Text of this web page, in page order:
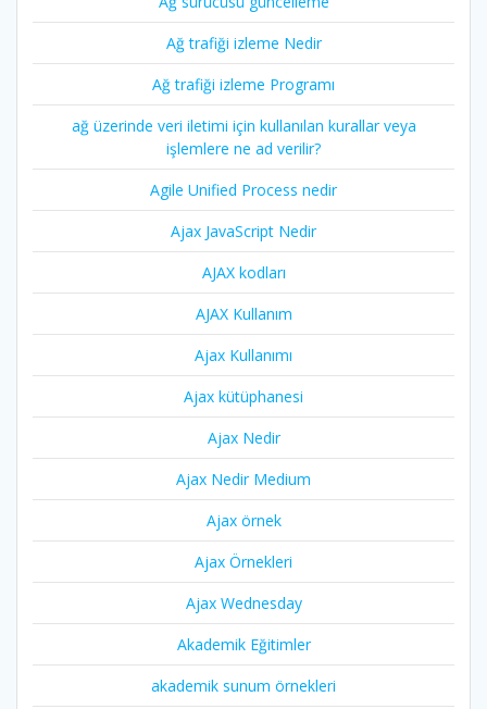
Ağ trafiği izleme Nedir
Ağ trafiği izleme Programı
ağ üzerinde veri iletimi için kullanılan kurallar veya
işlemlere ne ad verilir?
Agile Unified Process nedir
Ajax JavaScript Nedir
AJAX kodları
AJAX Kullanım
Ajax Kullanımı
Ajax kütüphanesi
Ajax Nedir
Ajax Nedir Medium
Ajax örnek
Ajax Örnekleri
Ajax Wednesday
Akademik Eğitimler
akademik sunum örnekleri